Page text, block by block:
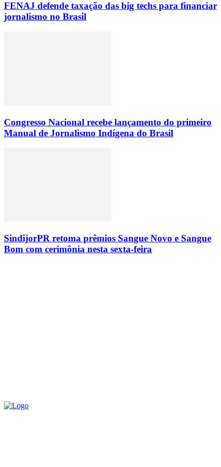
FENAJ defende taxação das big techs para financiar
jornalismo no Brasil
Congresso Nacional recebe lançamento do primeiro
Manual de Jornalismo Indígena do Brasil
SindijorPR retoma prêmios Sangue Novo e Sangue
Bom com cerimônia nesta sexta-feira